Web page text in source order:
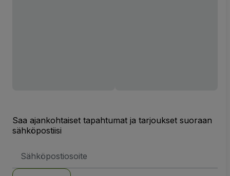
Saa ajankohtaiset tapahtumat ja tarjoukset suoraan
sähköpostiisi